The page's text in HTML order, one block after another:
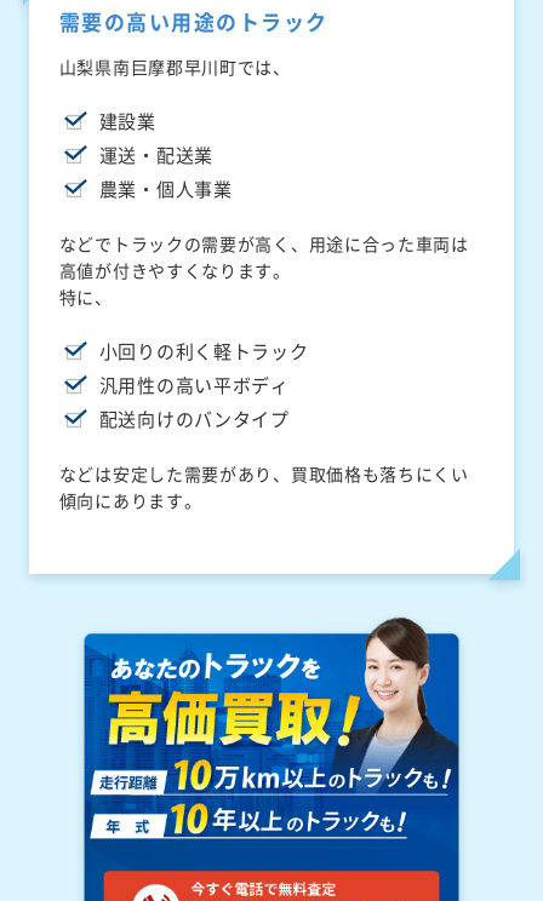
需要の高い用途のトラック
山梨県南巨摩郡早川町では、
建設業
運送・配送業
農業・個人事業
などでトラックの需要が高く、用途に合った車両は
高値が付きやすくなります。
特に、
小回りの利く軽トラック
汎用性の高い平ボディ
配送向けのバンタイプ
などは安定した需要があり、買取価格も落ちにくい
傾向にあります。